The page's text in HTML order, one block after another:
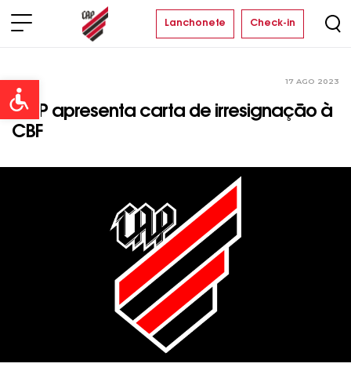
Open toolbar
Lanchonete Check-in
17 AGO 2023
CAP apresenta carta de irresignação à
CBF